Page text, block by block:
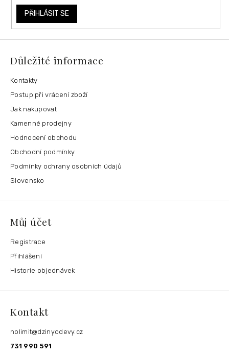
PŘIHLÁSIT SE
Důležité informace
Kontakty
Postup při vrácení zboží
Jak nakupovat
Kamenné prodejny
Hodnocení obchodu
Obchodní podmínky
Podmínky ochrany osobních údajů
Slovensko
Můj účet
Registrace
Přihlášení
Historie objednávek
Kontakt
nolimit@dzinyodevy.cz
731 990 591